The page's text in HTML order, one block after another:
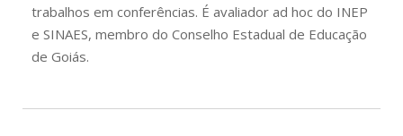
trabalhos em conferências. É avaliador ad hoc do INEP
e SINAES, membro do Conselho Estadual de Educação
de Goiás.